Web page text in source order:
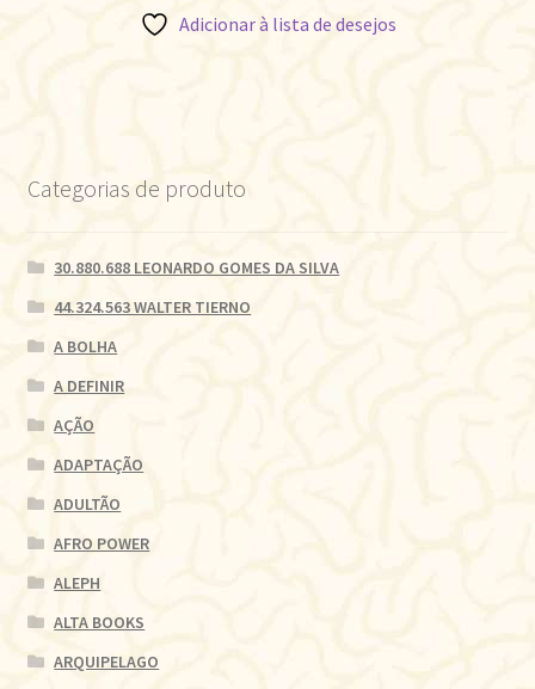
Adicionar à lista de desejos
Categorias de produto
30.880.688 LEONARDO GOMES DA SILVA
44.324.563 WALTER TIERNO
A BOLHA
A DEFINIR
AÇÃO
ADAPTAÇÃO
ADULTÃO
AFRO POWER
ALEPH
ALTA BOOKS
ARQUIPELAGO